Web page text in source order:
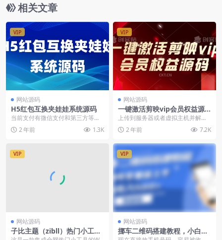
相关文章
VIP
网站源码
H5红包互换夹娃娃系统源码
当前支付有微信支付和第三方等，
微信支付填写你自己的支付id 支付k
ey等信息 佣...
2 年前 1.3K
VIP
网站源码
一键激活剪映vip会员权益源
码
上传到服务器或者虚拟主机并解压
访问你自己的域名，点击一键激活
即可使用 一键激活...
2 年前 7.2K
VIP
网站源码
子比主题（zibll）热门小工具
VIP
网站源码
挪车二维码搭建教程，小白可